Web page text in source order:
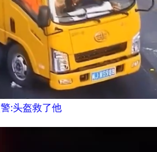
:头盔救了他